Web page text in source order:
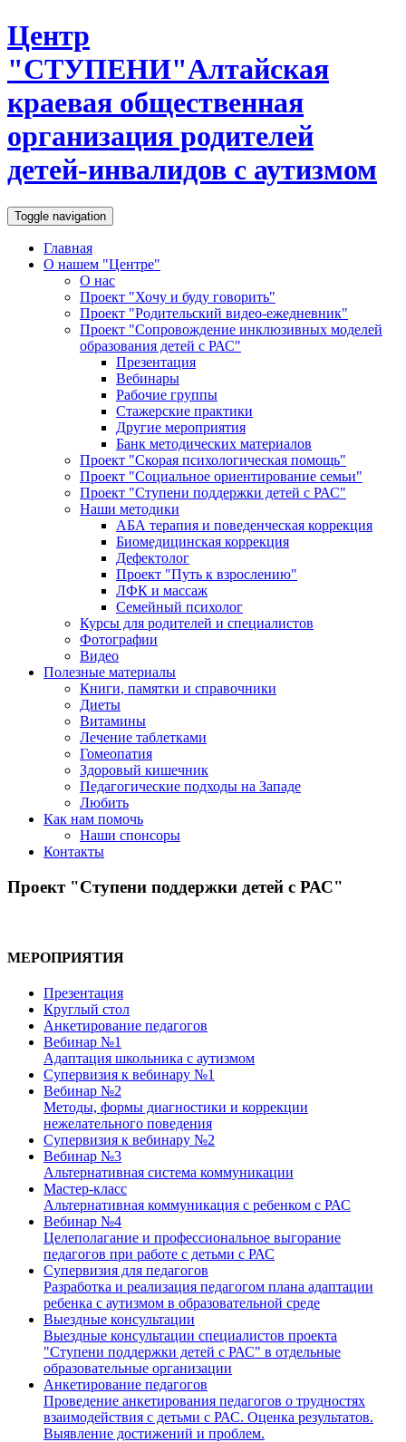
Центр
"СТУПЕНИ"Алтайская
краевая общественная
организация родителей
детей-инвалидов с аутизмом
Toggle navigation
Главная
О нашем "Центре"
О нас
Проект "Хочу и буду говорить"
Проект "Родительский видео-ежедневник"
Проект "Сопровождение инклюзивных моделей
образования детей с РАС"
Презентация
Вебинары
Рабочие группы
Стажерские практики
Другие мероприятия
Банк методических материалов
Проект "Скорая психологическая помощь"
Проект "Социальное ориентирование семьи"
Проект "Ступени поддержки детей с РАС"
Наши методики
АБА терапия и поведенческая коррекция
Биомедицинская коррекция
Дефектолог
Проект "Путь к взрослению"
ЛФК и массаж
Семейный психолог
Курсы для родителей и специалистов
Фотографии
Видео
Полезные материалы
Книги, памятки и справочники
Диеты
Витамины
Лечение таблетками
Гомеопатия
Здоровый кишечник
Педагогические подходы на Западе
Любить
Как нам помочь
Наши спонсоры
Контакты
Проект "Ступени поддержки детей с РАС"
МЕРОПРИЯТИЯ
Презентация
Круглый стол
Анкетирование педагогов
Вебинар №1
Адаптация школьника с аутизмом
Супервизия к вебинару №1
Вебинар №2
Методы, формы диагностики и коррекции
нежелательного поведения
Супервизия к вебинару №2
Вебинар №3
Альтернативная система коммуникации
Мастер-класс
Альтернативная коммуникация с ребенком с РАС
Вебинар №4
Целеполагание и профессиональное выгорание
педагогов при работе с детьми с РАС
Супервизия для педагогов
Разработка и реализация педагогом плана адаптации
ребенка с аутизмом в образовательной среде
Выездные консультации
Выездные консультации специалистов проекта
"Ступени поддержки детей с РАС" в отдельные
образовательные организации
Анкетирование педагогов
Проведение анкетирования педагогов о трудностях
взаимодействия с детьми с РАС. Оценка результатов.
Выявление достижений и проблем.